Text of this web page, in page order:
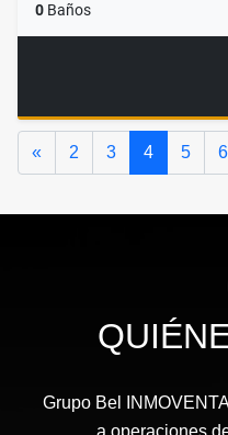
0 Baños
« Anterior
2 3 4 5 6
Grupo Bel